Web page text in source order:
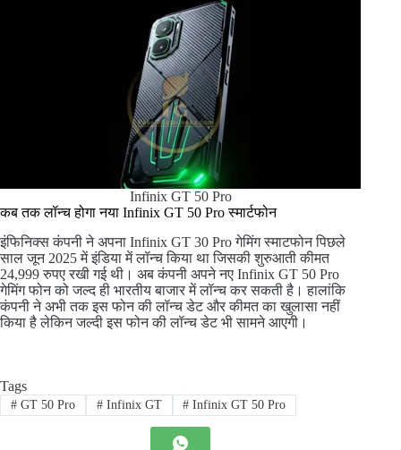
Infinix GT 50 Pro
कब तक लॉन्च होगा नया Infinix GT 50 Pro स्मार्टफोन
इंफिनिक्स कंपनी ने अपना Infinix GT 30 Pro गेमिंग स्माटफोन पिछले
साल जून 2025 में इंडिया में लॉन्च किया था जिसकी शुरुआती कीमत
24,999 रुपए रखी गई थी। अब कंपनी अपने नए Infinix GT 50 Pro
गेमिंग फोन को जल्द ही भारतीय बाजार में लॉन्च कर सकती है। हालांकि
कंपनी ने अभी तक इस फोन की लॉन्च डेट और कीमत का खुलासा नहीं
किया है लेकिन जल्दी इस फोन की लॉन्च डेट भी सामने आएगी।
Tags
#GT 50 Pro #Infinix GT # Infinix GT 50 Pro